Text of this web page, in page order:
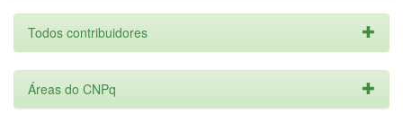
Todos contribuidores
Áreas do CNPq